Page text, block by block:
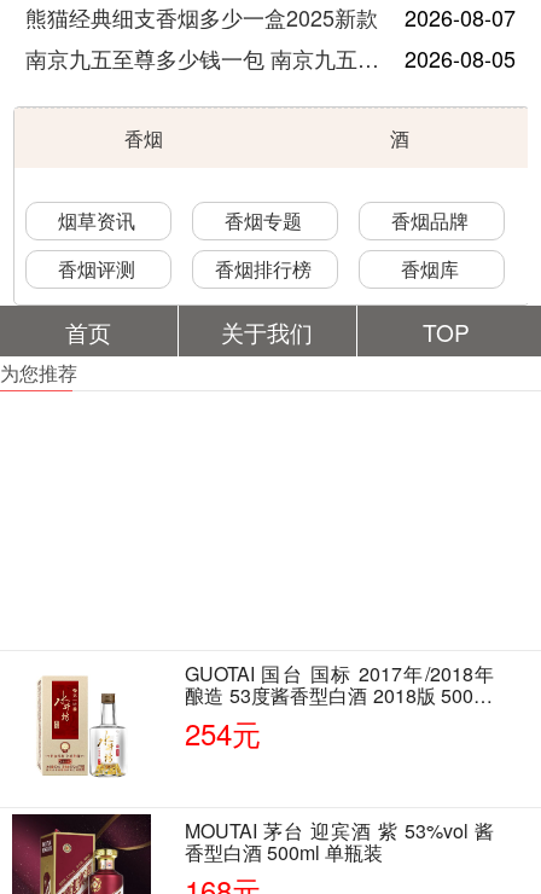
熊猫经典细支香烟多少一盒2025新款
2026-08-07
南京九五至尊多少钱一包 南京九五至尊价格及图片
2026-08-05
香烟 酒
烟草资讯 香烟专题
香烟品牌
香烟评测
香烟排行榜 香烟库
首页 关于我们 TOP
为您推荐
GUOTAI 国台 国标 2017年/2018年
酿造 53度酱香型白酒 2018版 500ml
单瓶装
254元
MOUTAI 茅台 迎宾酒 紫 53%vol 酱
香型白酒 500ml 单瓶装